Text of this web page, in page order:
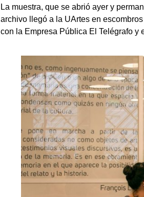
La muestra, que se abrió ayer y
archivo llegó a la UArtes en
con la Empresa Pública El Telégrafo y